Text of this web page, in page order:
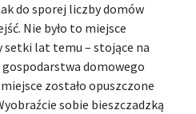
do sporej liczby domów
Nie było to miejsce
setki lat temu – stojące na
domowego
zostało opuszczone
sobie bieszczadzką